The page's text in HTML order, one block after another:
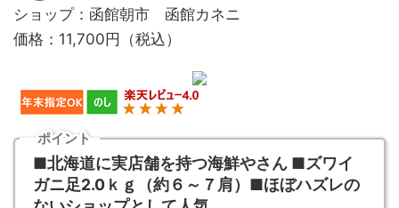
ショップ：函館朝市 函館カネニ
価格：11,700円（税込）
ポイント
■北海道に実店舗を持つ海鮮やさん ■ズワイ
ガニ足2.0ｋｇ（約６～７肩）■ほぼハズレの